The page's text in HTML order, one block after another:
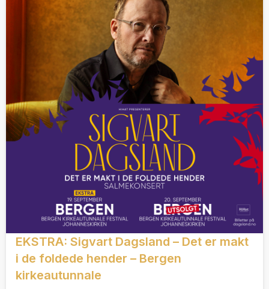
EKSTRA: Sigvart Dagsland – Det er makt
i de foldede hender – Bergen
kirkeautunnale